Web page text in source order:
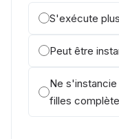
S'exécute
Peut être
Ne
filles